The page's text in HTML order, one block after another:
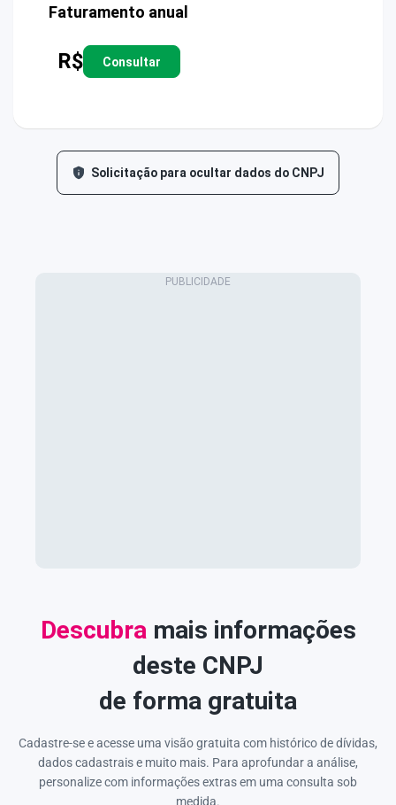
Faturamento anual
R$ Consultar
Solicitação para ocultar dados do CNPJ
Descubra mais informações
deste CNPJ
de forma gratuita
Cadastre-se e acesse uma visão gratuita com histórico de dívidas,
dados cadastrais e muito mais. Para aprofundar a análise,
personalize com informações extras em uma consulta sob
medida.